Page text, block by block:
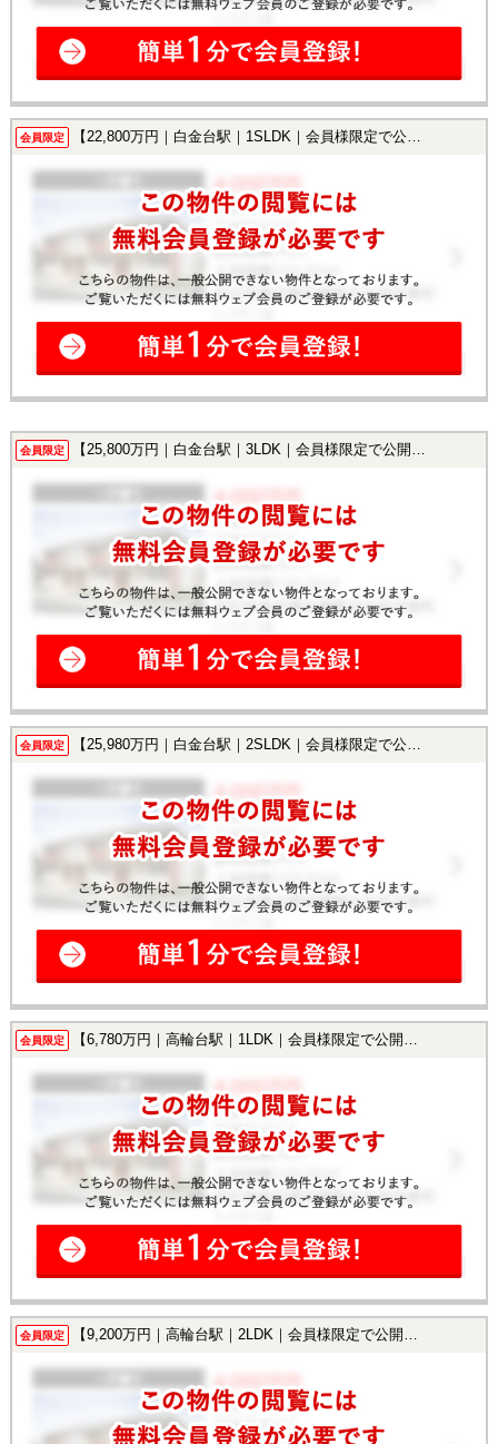
会員限定 【22,800万円｜白金台駅｜1SLDK｜会員様限定で公開中！】
会員限定 【25,800万円｜白金台駅｜3LDK｜会員様限定で公開中！】
会員限定 【25,980万円｜白金台駅｜2SLDK｜会員様限定で公開中！】
会員限定 【6,780万円｜高輪台駅｜1LDK｜会員様限定で公開中！】
会員限定 【9,200万円｜高輪台駅｜2LDK｜会員様限定で公開中！】